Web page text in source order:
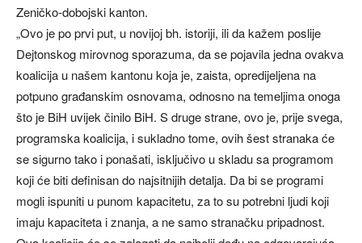
Zeničko-dobojski kanton.
„Ovo je po prvi put, u novijoj bh. istoriji, ili da kažem poslije
Dejtonskog mirovnog sporazuma, da se pojavila jedna ovakva
koalicija u našem kantonu koja je, zaista, opredijeljena na
potpuno građanskim osnovama, odnosno na temeljima onoga
što je BiH uvijek činilo BiH. S druge strane, ovo je, prije svega,
programska koalicija, i sukladno tome, ovih šest stranaka će
se sigurno tako i ponašati, isključivo u skladu sa programom
koji će biti definisan do najsitnijih detalja. Da bi se programi
mogli ispuniti u punom kapacitetu, za to su potrebni ljudi koji
imaju kapaciteta i znanja, a ne samo stranačku pripadnost.